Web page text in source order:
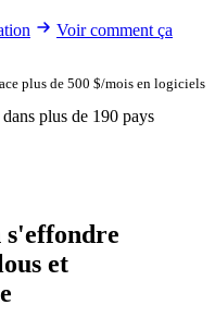
Voir comment ça
plus de 500 $/mois en logiciels
plus de 190 pays
s'effondre
et